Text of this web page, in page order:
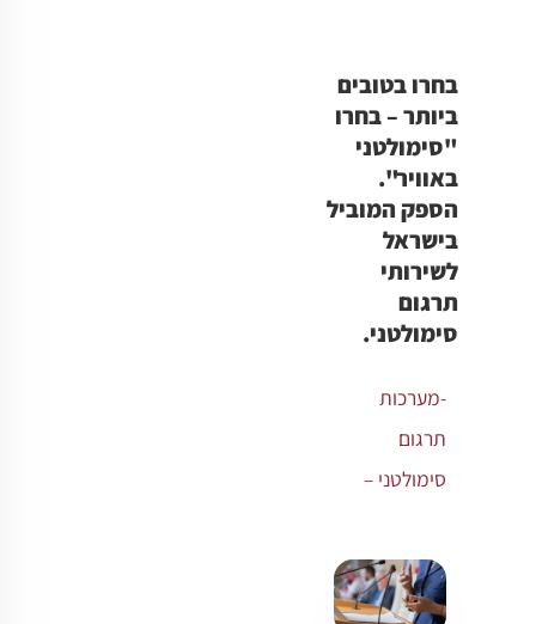
בחרו בטובים
ביותר – בחרו
"סימולטני
באוויר".
הספק המוביל
בישראל
לשירותי
תרגום
סימולטני.
-מערכות
תרגום
סימולטני –